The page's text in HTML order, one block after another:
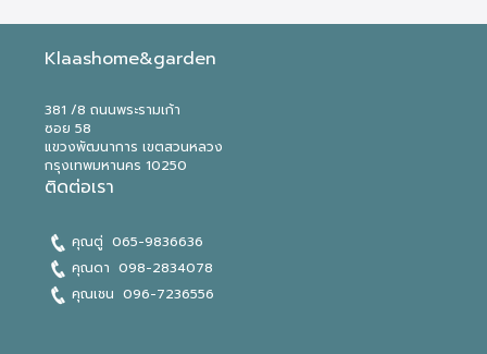
Klaashome&garden
381 /8 ถนนพระรามเก้า
ซอย 58
แขวงพัฒนาการ เขตสวนหลวง
กรุงเทพมหานคร 10250
ติดต่อเรา
คุณตู่ 065-9836636​
คุณดา 098-2834078
คุณเชน 096-7236556